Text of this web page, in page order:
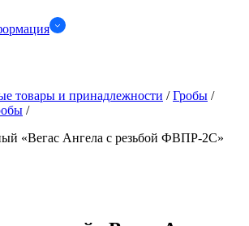
товары и принадлежности / Гробы /
/
«Вегас Ангела с резьбой ФВПР-2С»